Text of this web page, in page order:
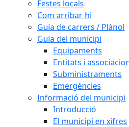
Festes locals
Com arribar-hi
Guia de carrers / Plànol
Guia del municipi
Equipaments
Entitats i
Subministraments
Emergències
Informació del municipi
Introducció
El municipi en xifres